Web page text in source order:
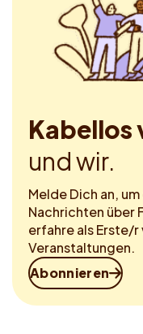
Kabellos
und wir.
Melde Dich an,
Nachrichten über
erfahre als Erste/
Veranstaltungen.
Abonnieren